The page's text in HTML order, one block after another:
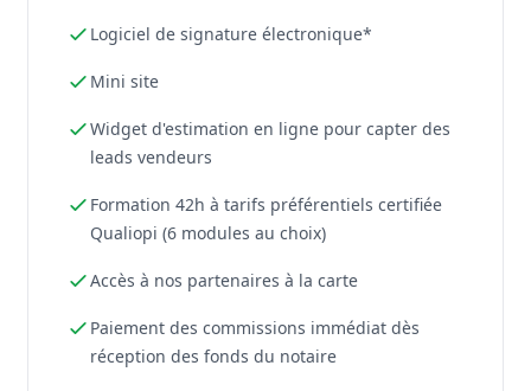
Logiciel de signature électronique*
Mini site
Widget d'estimation en ligne pour capter des
leads vendeurs
Formation 42h à tarifs préférentiels certifiée
Qualiopi (6 modules au choix)
Accès à nos partenaires à la carte
Paiement des commissions immédiat dès
réception des fonds du notaire